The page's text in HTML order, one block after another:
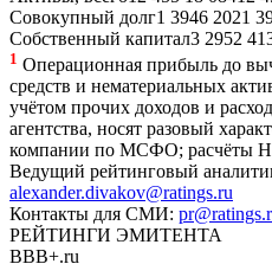
Совокупный долг1 3946 2021
Собственный капитал3 2952
1 Операционная прибыль до
средств и нематериальных
учётом прочих доходов и
агентства, носят разовый
компании по МСФО; расчёты
Ведущий рейтинговый
alexander.divakov@ratings.ru
Контакты для СМИ:
РЕЙТИНГИ ЭМИТЕНТА
BBB+.ru